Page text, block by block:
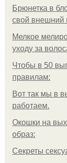
Брюнетка в
свой внешний
Мелкое
уходу за
Чтобы в 50
правилам:
Вот так мы в
работаем.
Окошки на
образ:
Секреты